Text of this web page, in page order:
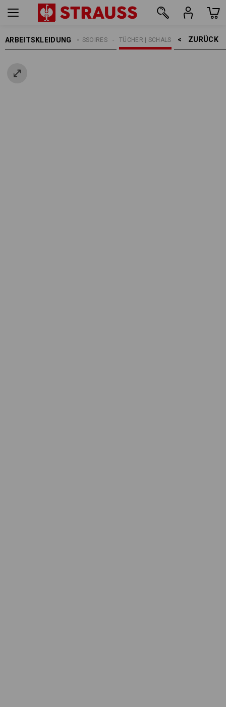
ARBEITSKLEIDUNG ZURÜCK    >
TÜCHER | SCHALS
ACCESSOIRES
HERREN